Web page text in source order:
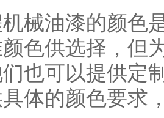
械油漆的颜色
色供选择，但
也可以提供定
体的颜色要求